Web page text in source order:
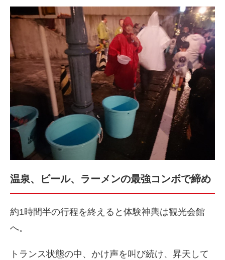
温泉、ビール、ラーメンの最強コンボで締め
約1時間半の行程を終えると体験神輿は観光会館
へ。
トランス状態の中、かけ声を叫び続け、昇天して